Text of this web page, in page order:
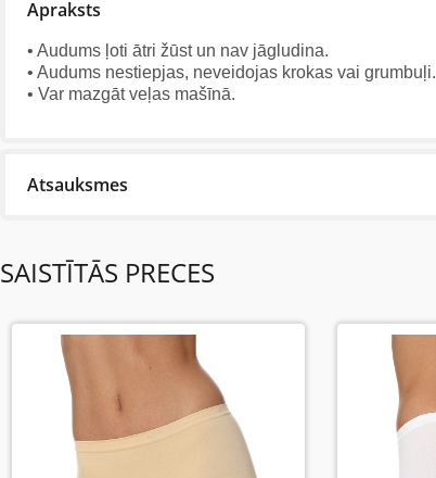
Apraksts
• Audums ļoti ātri žūst un nav jāgludina.
• Audums nestiepjas, neveidojas krokas vai grumbuļi.
• Var mazgāt veļas mašīnā.
Atsauksmes
Uzrakstiet atsauksmi....(min. 10, max. 2000 simboli)
SAISTĪTĀS PRECES